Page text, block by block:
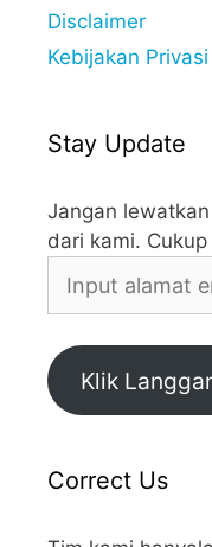
Disclaimer
Kebijakan Privasi
Stay Update
Jangan
dari kami.
alamat
Klik
Correct Us